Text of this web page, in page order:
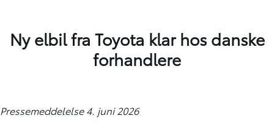
Ny elbil fra Toyota klar hos danske
forhandlere
Pressemeddelelse 4. juni 2026